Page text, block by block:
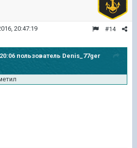
#14
20:47:19
пользователь Denis_77ger